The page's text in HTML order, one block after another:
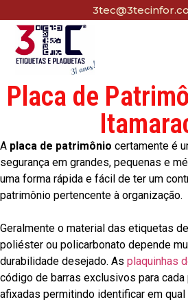
Placa de
A placa de patrimônio certamente é
segurança em grandes, pequenas e
uma forma rápida e fácil de ter um
patrimônio pertencente à organização.
Geralmente o material das etiquetas
poliéster ou policarbonato depende
durabilidade desejado. As plaquinhas
código de barras exclusivos para
afixadas permitindo identificar em qual